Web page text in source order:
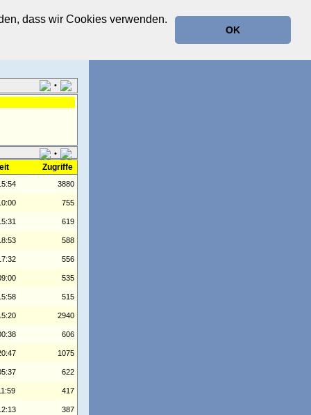
dass wir Cookies verwenden.
OK
•
•
Zugriffe
3880
755
619
588
556
535
515
2940
606
1075
622
417
387